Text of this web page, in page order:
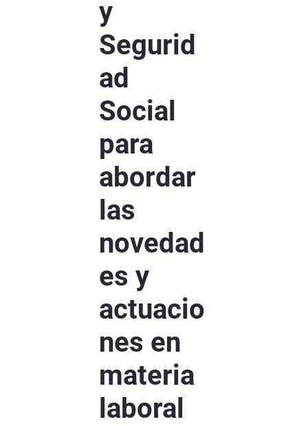
y
Segurid
ad
Social
para
abordar
las
novedad
es y
actuacio
nes en
materia
laboral